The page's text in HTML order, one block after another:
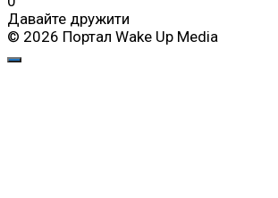
Давайте дружити
© 2026 Портал Wake Up Media